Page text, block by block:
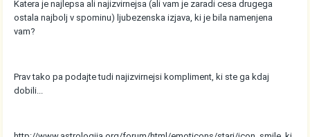
Katera je najlepsa ali najizvirnejsa (ali vam je zaradi cesa drugega
ostala najbolj v spominu) ljubezenska izjava, ki je bila namenjena
vam?
Prav tako pa podajte tudi najizvirnejsi kompliment, ki ste ga kdaj
dobili...